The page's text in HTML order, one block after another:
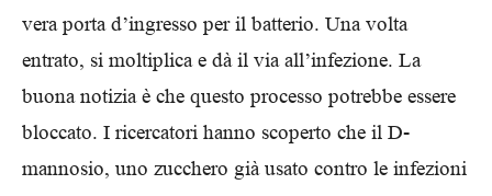
vera porta d’ingresso per il batterio. Una volta
entrato, si moltiplica e dà il via all’infezione. La
buona notizia è che questo processo potrebbe essere
bloccato. I ricercatori hanno scoperto che il D-
mannosio, uno zucchero già usato contro le infezioni